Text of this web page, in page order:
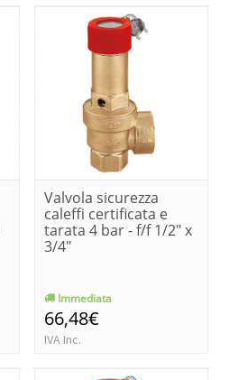
Valvola sicurezza
caleffi certificata e
tarata 4 bar - f/f 1/2" x
3/4"
Immediata
66,48€
IVA Inc.